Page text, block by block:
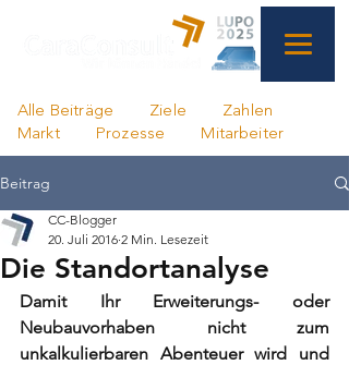
Alle Beiträge Ziele
Zahlen
Markt
Prozesse Mitarbeiter
Beitrag
Die Standortanalyse
CC-Blogger
20. Juli 2016 2 Min. Lesezeit
Damit Ihr Erweiterungs- oder
Neubauvorhaben nicht zum
unkalkulierbaren Abenteuer wird und